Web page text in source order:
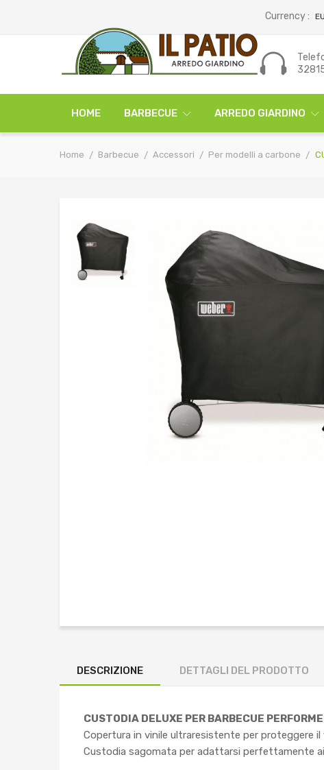
Currency :
HOME BARBECUE ARREDO GIARDINO
Home Barbecue Accessori Per modelli a carbone
DESCRIZIONE DETTAGLI DEL PRODOTTO
CUSTODIA DELUXE PER BARBECUE
Copertura in vinile ultraresistente per proteggere
Custodia sagomata per adattarsi perfettamente ai